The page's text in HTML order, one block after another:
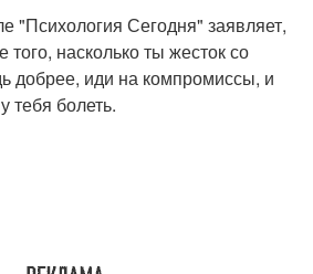
"Психология Сегодня" заявляет,
того, насколько ты жесток со
добрее, иди на компромиссы, и
тебя болеть.